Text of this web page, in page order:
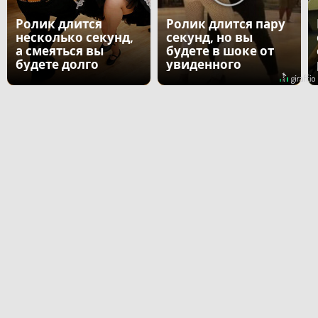
Ролик длится
несколько секунд,
а смеяться вы
будете долго
Ролик длится пару
секунд, но вы
будете в шоке от
увиденного